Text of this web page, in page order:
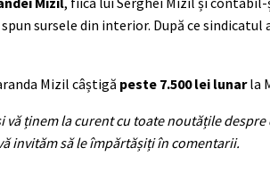
spun sursele din interior. După ce
Mizil câștigă peste 7.500 lei lunarla
vă ținem la curent cu toate noutățile
invităm să le împărtășiți în comentarii.